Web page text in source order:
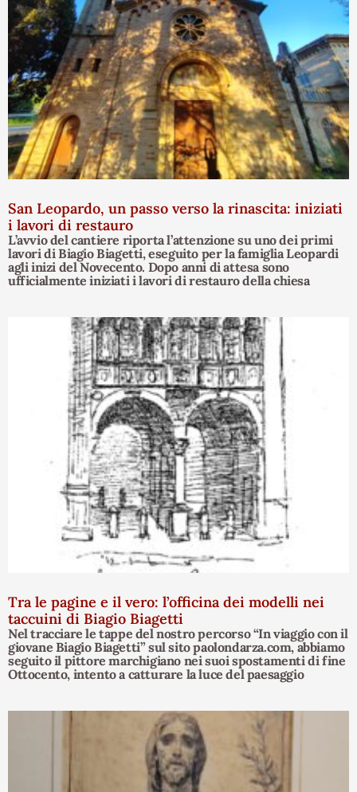
San Leopardo, un passo verso la rinascita: iniziati
i lavori di restauro
L’avvio del cantiere riporta l’attenzione su uno dei primi
lavori di Biagio Biagetti, eseguito per la famiglia Leopardi
agli inizi del Novecento. Dopo anni di attesa sono
ufficialmente iniziati i lavori di restauro della chiesa
Tra le pagine e il vero: l’officina dei modelli nei
taccuini di Biagio Biagetti
Nel tracciare le tappe del nostro percorso “In viaggio con il
giovane Biagio Biagetti” sul sito paolondarza.com, abbiamo
seguito il pittore marchigiano nei suoi spostamenti di fine
Ottocento, intento a catturare la luce del paesaggio